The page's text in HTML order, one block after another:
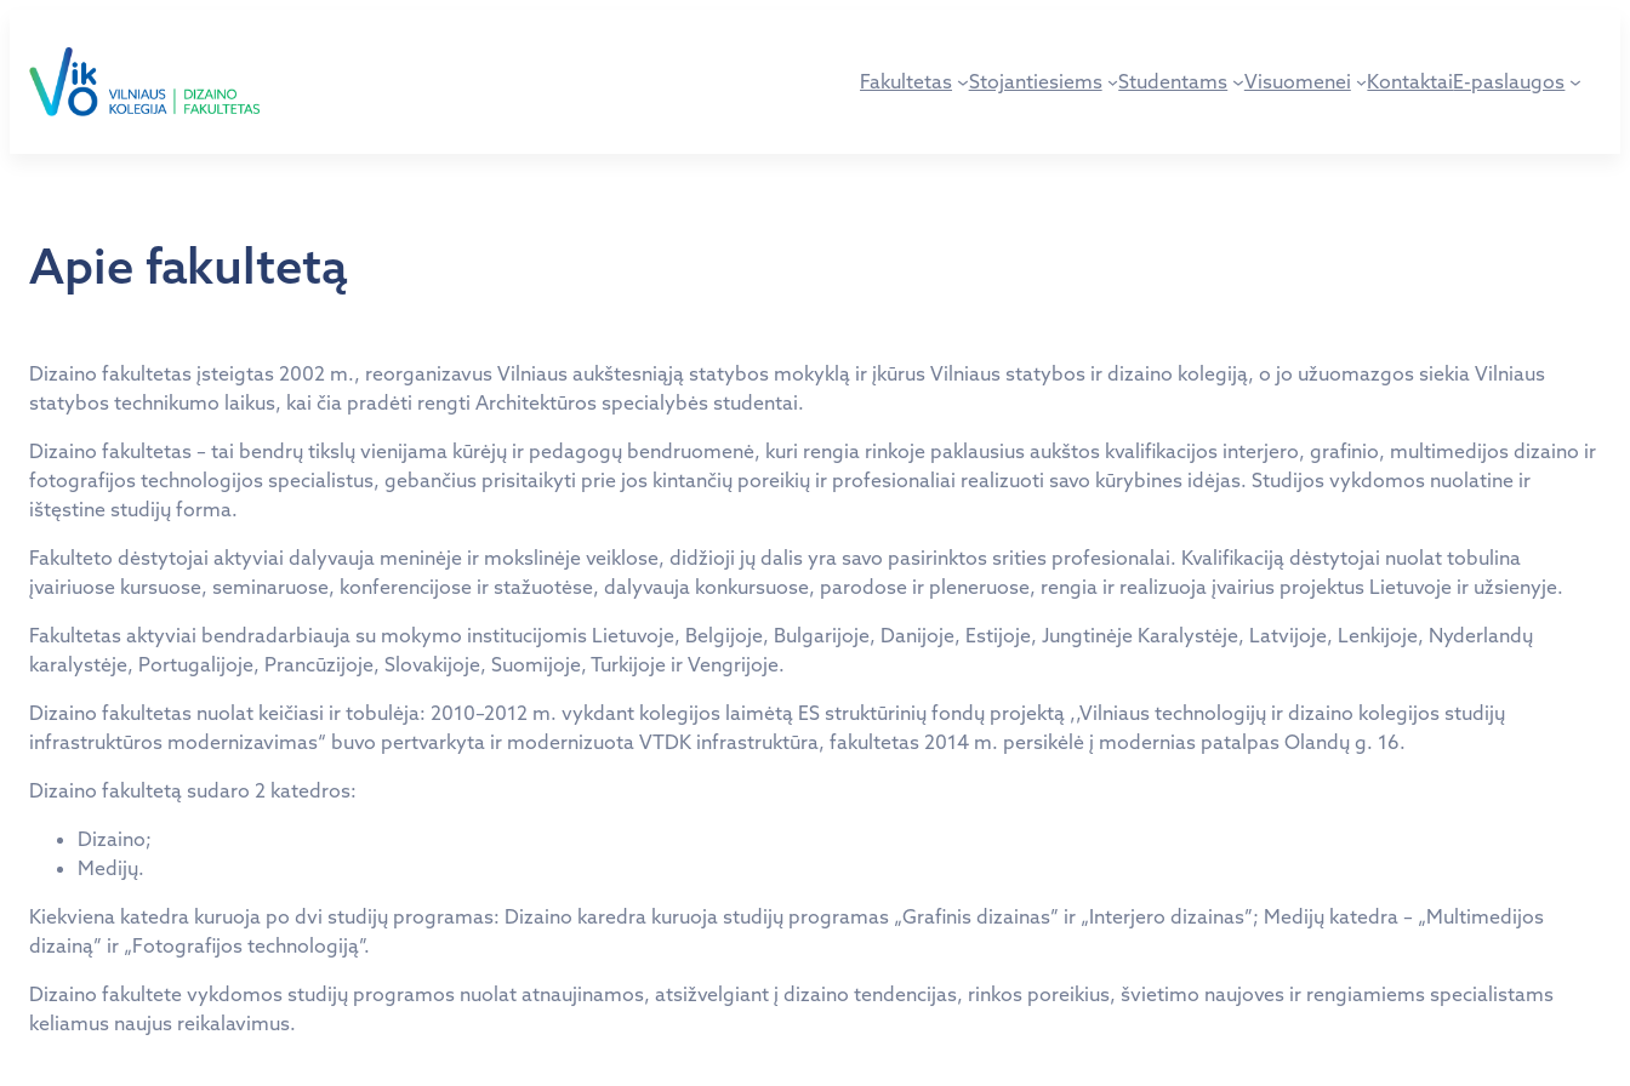
turinio
Fakultetas Stojantiesiems Studentams Visuomenei KontaktaiE-paslaugos
Apie fakultetą
Dizaino fakultetas įsteigtas 2002 m., reorganizavus Vilniaus aukštesniąją statybos mokyklą ir įkūrus Vilniaus statybos ir dizaino kolegiją, o jo užuomazgos siekia Vilniaus
statybos technikumo laikus, kai čia pradėti rengti Architektūros specialybės studentai.
Dizaino fakultetas – tai bendrų tikslų vienijama kūrėjų ir pedagogų bendruomenė, kuri rengia rinkoje paklausius aukštos kvalifikacijos interjero, grafinio, multimedijos dizaino ir
fotografijos technologijos specialistus, gebančius prisitaikyti prie jos kintančių poreikių ir profesionaliai realizuoti savo kūrybines idėjas. Studijos vykdomos nuolatine ir
ištęstine studijų forma.
Fakulteto dėstytojai aktyviai dalyvauja meninėje ir mokslinėje veiklose, didžioji jų dalis yra savo pasirinktos srities profesionalai. Kvalifikaciją dėstytojai nuolat tobulina
įvairiuose kursuose, seminaruose, konferencijose ir stažuotėse, dalyvauja konkursuose, parodose ir pleneruose, rengia ir realizuoja įvairius projektus Lietuvoje ir užsienyje.
Fakultetas aktyviai bendradarbiauja su mokymo institucijomis Lietuvoje, Belgijoje, Bulgarijoje, Danijoje, Estijoje, Jungtinėje Karalystėje, Latvijoje, Lenkijoje, Nyderlandų
karalystėje, Portugalijoje, Prancūzijoje, Slovakijoje, Suomijoje, Turkijoje ir Vengrijoje.
Dizaino fakultetas nuolat keičiasi ir tobulėja: 2010–2012 m. vykdant kolegijos laimėtą ES struktūrinių fondų projektą ,,Vilniaus technologijų ir dizaino kolegijos studijų
infrastruktūros modernizavimas“ buvo pertvarkyta ir modernizuota VTDK infrastruktūra, fakultetas 2014 m. persikėlė į modernias patalpas Olandų g. 16.
Dizaino fakultetą sudaro 2 katedros:
Dizaino;
Medijų.
Kiekviena katedra kuruoja po dvi studijų programas: Dizaino karedra kuruoja studijų programas „Grafinis dizainas” ir „Interjero dizainas”; Medijų katedra – „Multimedijos
dizainą” ir „Fotografijos technologiją”.
Dizaino fakultete vykdomos studijų programos nuolat atnaujinamos, atsižvelgiant į dizaino tendencijas, rinkos poreikius, švietimo naujoves ir rengiamiems specialistams
keliamus naujus reikalavimus.